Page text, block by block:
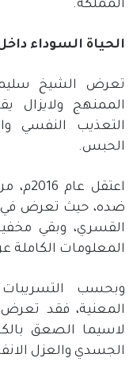
المملكة.
الحياة السوداء
تعرض الشيخ
الممنهج ولايزال
التعذيب النفسي
الحبس.
ضده، حيث تعرض في
القسري، وبقي
المعلومات الكاملة
وبحسب التسريبات
المعنية، فقد
لاسيما الصعق
الجسدي والعزل